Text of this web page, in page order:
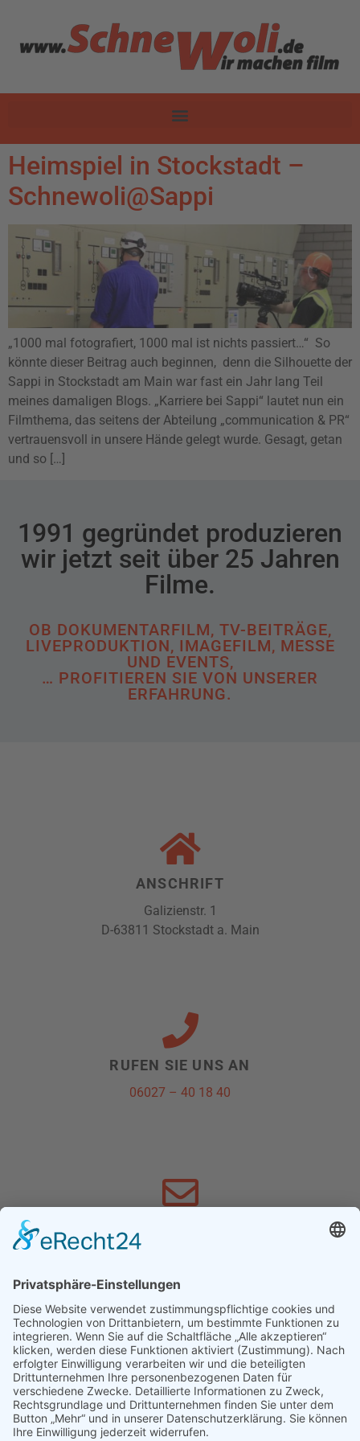
Heimspiel in Stockstadt –
Schnewoli@Sappi
„1000 mal fotografiert, 1000 mal ist nichts passiert…“ So
könnte dieser Beitrag auch beginnen, denn die Silhouette der
Sappi in Stockstadt am Main war fast ein Jahr lang Teil
meines damaligen Blogs. „Karriere bei Sappi“ lautet nun ein
Filmthema, das seitens der Abteilung „communication & PR“
vertrauensvoll in unsere Hände gelegt wurde. Gesagt, getan
und so […]
1991 gegründet produzieren
wir jetzt seit über 25 Jahren
Filme.
OB DOKUMENTARFILM, TV-BEITRÄGE,
LIVEPRODUKTION, IMAGEFILM, MESSE
UND EVENTS,
… PROFITIEREN SIE VON UNSERER
ERFAHRUNG.
ANSCHRIFT
Galizienstr. 1
D-63811 Stockstadt a. Main
RUFEN SIE UNS AN
06027 – 40 18 40
SCHREIBEN SIE UNS
FACEBOOK
Hier geht´s zu Facebook »